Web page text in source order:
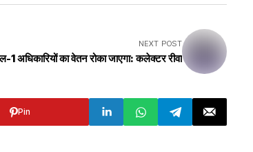
NEXT POST
1 अधिकारियों का वेतन रोका जाएगा: कलेक्टर रीवा
Pin